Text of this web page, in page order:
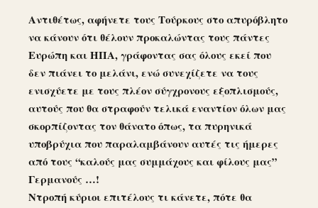
Αντιθέτως, αφήνετε τους Τούρκους στο απυρόβλητο
να κάνουν ότι θέλουν προκαλώντας τους πάντες
Ευρώπη και ΗΠΑ, γράφοντας σας όλους εκεί που
δεν πιάνει το μελάνι, ενώ συνεχίζετε να τους
ενισχύετε με τους πλέον σύγχρονους εξοπλισμούς,
αυτούς που θα στραφούν τελικά εναντίον όλων μας
σκορπίζοντας τον θάνατο όπως, τα πυρηνικά
υποβρύχια που παραλαμβάνουν αυτές τις ήμερες
από τους “καλούς μας συμμάχους και φίλους μας”
Γερμανούς …!
Ντροπή κύριοι επιτέλους τι κάνετε, πότε θα